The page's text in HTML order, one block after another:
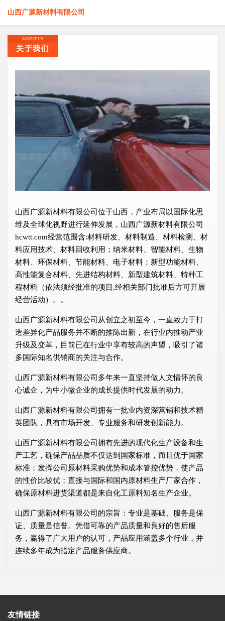
山西广源新材料有限公司
ABOUT US
关于我们
山西广源新材料有限公司位于山西，产业布局以国际化思
维及全球化视野进行延伸发展，山西广源新材料有限公司
hcwtt.com经营范围含:材料研发、材料制造、材料检测、材
料应用技术、材料回收利用；纳米材料、智能材料、生物
材料、环保材料、节能材料、电子材料；新型功能材料、
高性能复合材料、先进结构材料、新型建筑材料、特种工
程材料（依法须经批准的项目,经相关部门批准后方可开展
经营活动）。。
山西广源新材料有限公司从创立之初至今，一直致力于打
造差异化产品服务并不断的推陈出新，在行业内推动产业
升级及变革，目前已在行业中享有较高的声望，吸引了诸
多国际知名供销商的关注与合作。
山西广源新材料有限公司多年来一直坚持做人文情怀的良
心诚企，为中小微企业的成长提供时代发展的动力。
山西广源新材料有限公司拥有一批业内资深营销和技术精
英团队，具有市场开发、专业服务和研发创新能力。
山西广源新材料有限公司拥有先进的现代化生产设备和生
产工艺，确保产品品质不仅达到国家标准，而且优于国家
标准；发挥公司原材料采购优势和成本管控优势，使产品
的性价比较优；直接与国际和国内原材料生产厂家合作，
确保原材料进货渠道都是来自化工原料知名生产企业。
山西广源新材料有限公司的宗旨：专业是基础、服务是保
证、质量是信誉。凭借可靠的产品质量和良好的售后服
务，赢得了广大用户的认可，产品应用涵盖多个行业，并
连续多年成为指定产品服务供应商。
友情链接